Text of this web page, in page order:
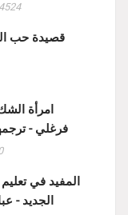
4524
قصيدة حب
امرأة
فرغلي -
المفيد في
الجديد -